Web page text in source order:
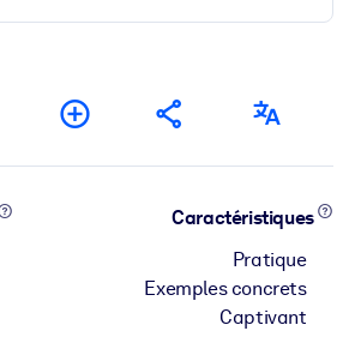
Caractéristiques
Pratique
Exemples concrets
Captivant